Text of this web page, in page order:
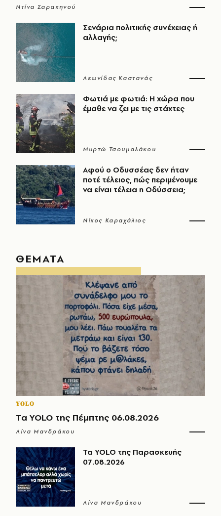
Ντίνα Σαρακηνού
Σενάρια πολιτικής συνέχειας ή
αλλαγής;
Λεωνίδας Καστανάς
Φωτιά με φωτιά: Η χώρα που
έμαθε να ζει με τις στάχτες
Μυρτώ Τσουμαλάκου
Αφού ο Οδυσσέας δεν ήταν
ποτέ τέλειος, πώς περιμένουμε
να είναι τέλεια η Οδύσσεια;
Νίκος Καραχάλιος
ΘΕΜΑΤΑ
YOLO
Τα YOLO της Πέμπτης 06.08.2026
Λίνα Μανδράκου
Τα YOLO της Παρασκευής
07.08.2026
Λίνα Μανδράκου